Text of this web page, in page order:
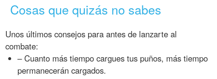
Cosas que quizás no sabes
Unos últimos consejos para antes de lanzarte al
combate:
– Cuanto más tiempo cargues tus puños, más tiempo
permanecerán cargados.